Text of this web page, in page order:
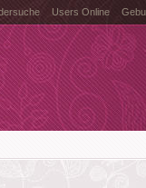
Users Online